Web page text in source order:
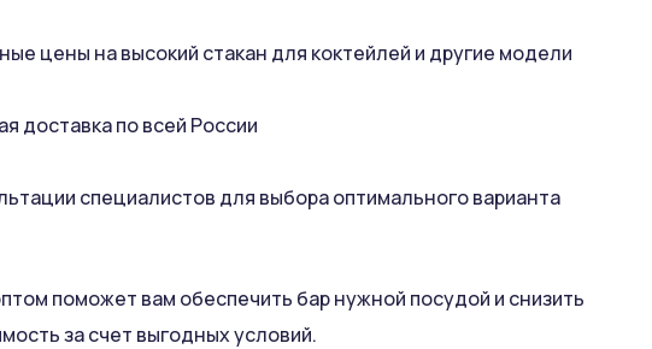
цены на высокий стакан для коктейлей и другие модели
доставка по всей России
специалистов для выбора оптимального варианта
поможет вам обеспечить бар нужной посудой и снизить
за счет выгодных условий.